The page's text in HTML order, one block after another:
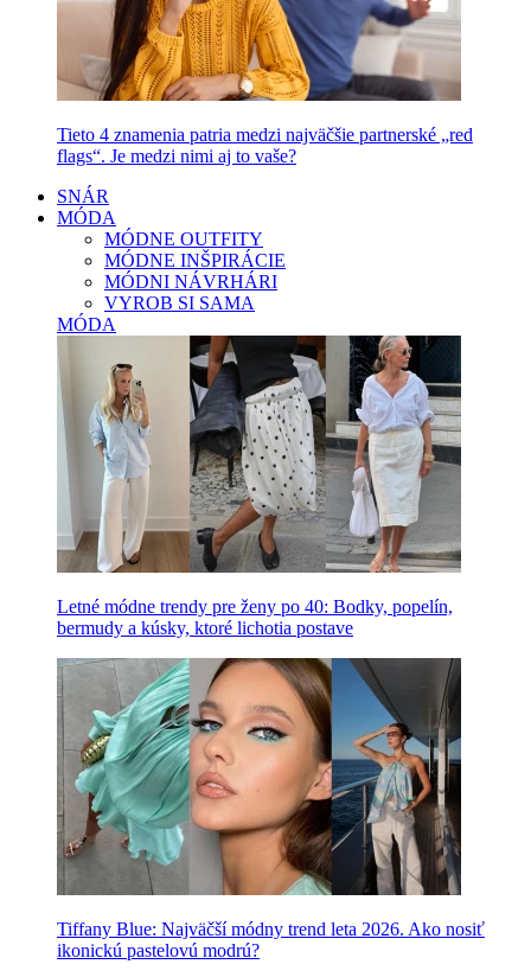
Tieto 4 znamenia patria medzi najväčšie partnerské „red
flags“. Je medzi nimi aj to vaše?
SNÁR
MÓDA
MÓDNE OUTFITY
MÓDNE INŠPIRÁCIE
MÓDNI NÁVRHÁRI
VYROB SI SAMA
MÓDA
Letné módne trendy pre ženy po 40: Bodky, popelín,
bermudy a kúsky, ktoré lichotia postave
Tiffany Blue: Najväčší módny trend leta 2026. Ako nosiť
ikonickú pastelovú modrú?